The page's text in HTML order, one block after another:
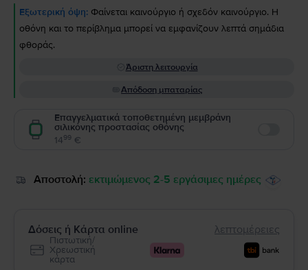
Εξωτερική όψη: Φαίνεται καινούργιο ή σχεδόν καινούργιο. Η
οθόνη και το περίβλημα μπορεί να εμφανίζουν λεπτά σημάδια
φθοράς.
Άριστη λειτουργία
Απόδοση μπαταρίας
Επαγγελματικά τοποθετημένη μεμβράνη
σιλικόνης προστασίας οθόνης
1499 €
Αποστολή: εκτιμώμενος 2-5 εργάσιμες ημέρες
Δόσεις ή Κάρτα online λεπτομέρειες
Πιστωτική/
Χρεωστική
κάρτα